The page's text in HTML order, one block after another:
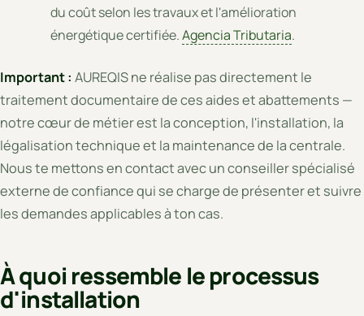
du coût selon les travaux et l'amélioration
énergétique certifiée.Agencia Tributaria.
Important : AUREQIS ne réalise pas directement le
traitement documentaire de ces aides et abattements —
notre cœur de métier est la conception, l'installation, la
légalisation technique et la maintenance de la centrale.
Nous te mettons en contact avec un conseiller spécialisé
externe de confiance qui se charge de présenter et suivre
les demandes applicables à ton cas.
À quoi ressemble le processus
d'installation